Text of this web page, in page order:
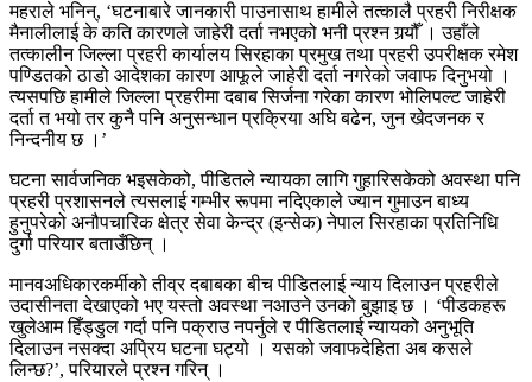
महराले भनिन्, ‘घटनाबारे जानकारी पाउनासाथ हामीले तत्कालै प्रहरी निरीक्षक
मैनालीलाई के कति कारणले जाहेरी दर्ता नभएको भनी प्रश्न गर्‍यौँ । उहाँले
तत्कालीन जिल्ला प्रहरी कार्यालय सिरहाका प्रमुख तथा प्रहरी उपरीक्षक रमेश
पण्डितको ठाडो आदेशका कारण आफूले जाहेरी दर्ता नगरेको जवाफ दिनुभयो ।
त्यसपछि हामीले जिल्ला प्रहरीमा दबाब सिर्जना गरेका कारण भोलिपल्ट जाहेरी
दर्ता त भयो तर कुनै पनि अनुसन्धान प्रक्रिया अघि बढेन, जुन खेदजनक र
निन्दनीय छ ।’
घटना सार्वजनिक भइसकेको, पीडितले न्यायका लागि गुहारिसकेको अवस्था पनि
प्रहरी प्रशासनले त्यसलाई गम्भीर रूपमा नदिएकाले ज्यान गुमाउन बाध्य
हुनुपरेको अनौपचारिक क्षेत्र सेवा केन्द्र (इन्सेक) नेपाल सिरहाका प्रतिनिधि
दुर्गा परियार बताउँछिन् ।
मानवअधिकारकर्मीको तीव्र दबाबका बीच पीडितलाई न्याय दिलाउन प्रहरीले
उदासीनता देखाएको भए यस्तो अवस्था नआउने उनको बुझाइ छ । ‘पीडकहरू
खुलेआम हिँड्डुल गर्दा पनि पक्राउ नपर्नुले र पीडितलाई न्यायको अनुभूति
दिलाउन नसक्दा अप्रिय घटना घट्यो । यसको जवाफदेहिता अब कसले
लिन्छ?’, परियारले प्रश्न गरिन् ।